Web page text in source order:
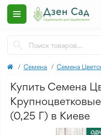
Семена Семена
Купить Семена
(0,25 Г) в Киеве